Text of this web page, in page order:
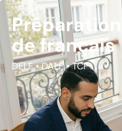
de français
DELF • DALF • TCF